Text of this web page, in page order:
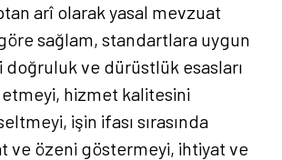
arî olarak yasal mevzuat
sağlam, standartlara uygun
doğruluk ve dürüstlük esasları
hizmet kalitesini
işin ifası sırasında
ve özeni göstermeyi, ihtiyat ve